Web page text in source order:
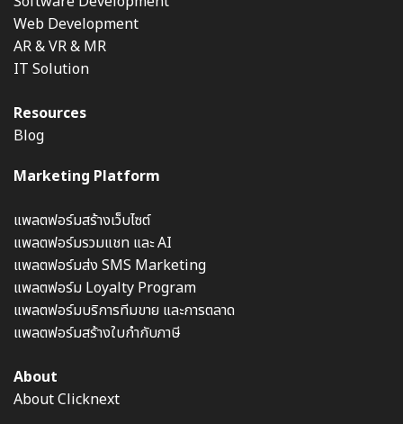
Web Development
AR & VR & MR
IT Solution
Resources
Blog
Marketing Platform
แพลตฟอร์มสร้างเว็บไซต์
แพลตฟอร์มรวมแชท และ AI
แพลตฟอร์มส่ง SMS Marketing
แพลตฟอร์ม Loyalty Program
แพลตฟอร์มบริการทีมขาย และการตลาด
แพลตฟอร์มสร้างใบกำกับภาษี
About
About Clicknext